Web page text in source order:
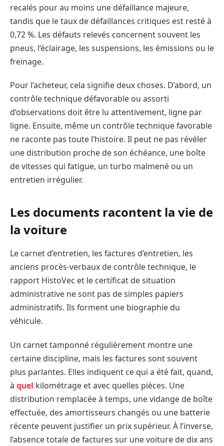
recalés pour au moins une défaillance majeure,
tandis que le taux de défaillances critiques est resté à
0,72 %. Les défauts relevés concernent souvent les
pneus, l’éclairage, les suspensions, les émissions ou le
freinage.
Pour l’acheteur, cela signifie deux choses. D’abord, un
contrôle technique défavorable ou assorti
d’observations doit être lu attentivement, ligne par
ligne. Ensuite, même un contrôle technique favorable
ne raconte pas toute l’histoire. Il peut ne pas révéler
une distribution proche de son échéance, une boîte
de vitesses qui fatigue, un turbo malmené ou un
entretien irrégulier.
Les documents racontent la vie de
la voiture
Le carnet d’entretien, les factures d’entretien, les
anciens procès-verbaux de contrôle technique, le
rapport HistoVec et le certificat de situation
administrative ne sont pas de simples papiers
administratifs. Ils forment une biographie du
véhicule.
Un carnet tamponné régulièrement montre une
certaine discipline, mais les factures sont souvent
plus parlantes. Elles indiquent ce qui a été fait, quand,
à quel kilométrage et avec quelles pièces. Une
distribution remplacée à temps, une vidange de boîte
effectuée, des amortisseurs changés ou une batterie
récente peuvent justifier un prix supérieur. À l’inverse,
l’absence totale de factures sur une voiture de dix ans